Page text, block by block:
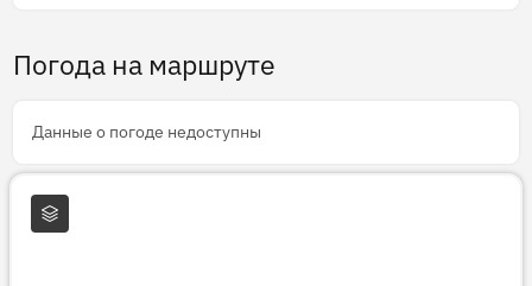
Погода на маршруте
Данные о погоде недоступны